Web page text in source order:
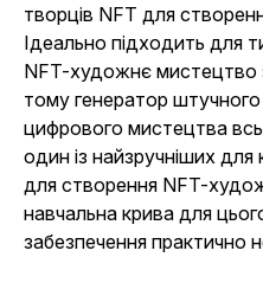
творців NFT для
Ідеально підходить для
NFT-художнє мистецтво
тому генератор
цифрового мистецтва
один із найзручніших для
для створення NFT-
навчальна крива для
забезпечення практично